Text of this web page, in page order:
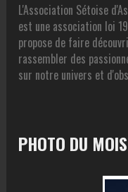
L'Association Sétoise
est une association loi
propose de faire
rassembler des
sur notre univers et
PHOTO DU MOIS